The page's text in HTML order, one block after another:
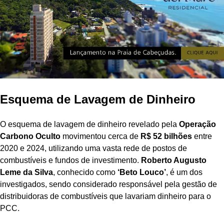
Esquema de Lavagem de Dinheiro
O esquema de lavagem de dinheiro revelado pela Operação
Carbono Oculto movimentou cerca de R$ 52 bilhões entre
2020 e 2024, utilizando uma vasta rede de postos de
combustíveis e fundos de investimento. Roberto Augusto
Leme da Silva, conhecido como ‘Beto Louco’, é um dos
investigados, sendo considerado responsável pela gestão de
distribuidoras de combustíveis que lavariam dinheiro para o
PCC.